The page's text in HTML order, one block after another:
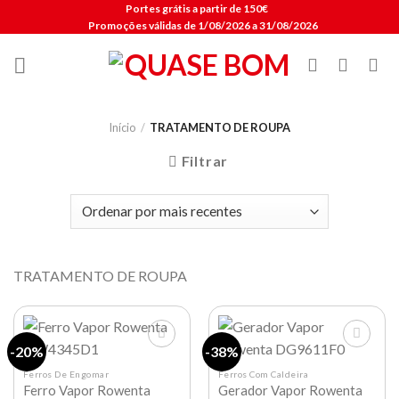
to
content
Portes grátis a partir de 150€
Promoções válidas de 1/08/2026 a 31/08/2026
Início / TRATAMENTO DE ROUPA
Filtrar
TRATAMENTO DE ROUPA
-20%
Lista de
Ferros De Engomar
Ferro Vapor Rowenta
-38%
Lista de
Ferros Com Caldeira
Gerador Vapor Rowenta